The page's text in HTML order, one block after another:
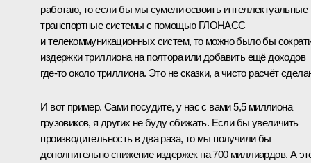
работаю, то если бы мы сумели освоить интеллектуальные
транспортные системы с помощью ГЛОНАСС
и телекоммуникационных систем, то можно было бы
издержки триллиона на полтора или добавить ещё доходов
где‑то около триллиона. Это не сказки, а чисто расчёт
И вот пример. Сами посудите, у нас с вами 5,5 миллиона
грузовиков, я других не буду обижать. Если бы увеличить
производительность в два раза, то мы получили бы
дополнительно снижение издержек на 700 миллиардов. А